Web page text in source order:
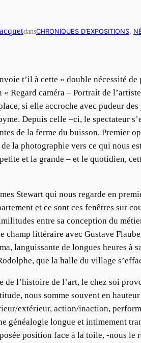
dansCHRONIQUES D’EXPOSITIONS,
t’il à cette « double nécessité
Regard caméra – Portrait de
si elle accroche avec pudeur
Depuis celle –ci, le spectateur
de la ferme du buisson. Premier
la photographie vers ce qui nous
et la grande – et le quotidien,
Stewart qui nous regarde en
et ce sont ces fenêtres sur
entre sa conception du
champ littéraire avec Gustave
languissante de longues heures à
que la halle du village
de l’histoire de l’art, le chez soi
nous somme souvent en
extérieur, action/inaction,
généalogie longue et intimement
position face à la toile, -nous